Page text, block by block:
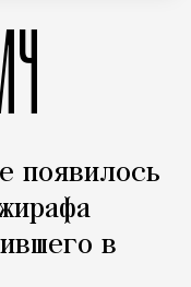
появилось
в